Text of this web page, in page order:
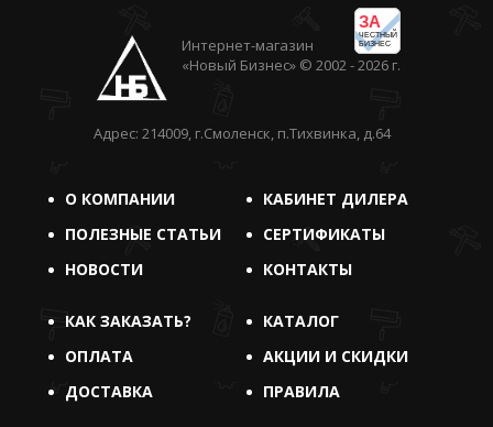
ЗА
ЧЕСТНЫЙ
БИЗНЕС
Интернет-магазин
«Новый Бизнес» © 2002 - 2026 г.
Адрес: 214009, г.Смоленск, п.Тихвинка, д.64
О КОМПАНИИ
КАБИНЕТ ДИЛЕРА
ПОЛЕЗНЫЕ СТАТЬИ
СЕРТИФИКАТЫ
НОВОСТИ
КОНТАКТЫ
КАК ЗАКАЗАТЬ?
КАТАЛОГ
ОПЛАТА
АКЦИИ И СКИДКИ
ДОСТАВКА
ПРАВИЛА